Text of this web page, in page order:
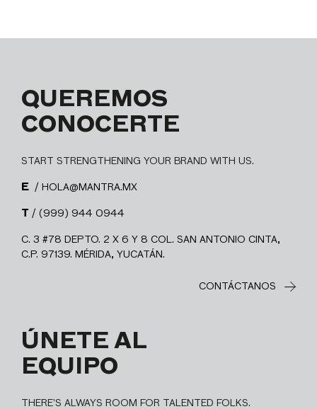
QUEREMOS
CONOCERTE
START STRENGTHENING YOUR BRAND WITH US.
E / HOLA@MANTRA.MX
T / (999) 944 0944
C. 3 #78 DEPTO. 2 X 6 Y 8 COL. SAN ANTONIO CINTA,
C.P. 97139. MÉRIDA, YUCATÁN.
CONTÁCTANOS
ÚNETE AL
EQUIPO
THERE’S ALWAYS ROOM FOR TALENTED FOLKS.